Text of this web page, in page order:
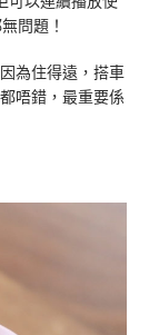
問題！
為住得遠，搭車
唔錯，最重要係